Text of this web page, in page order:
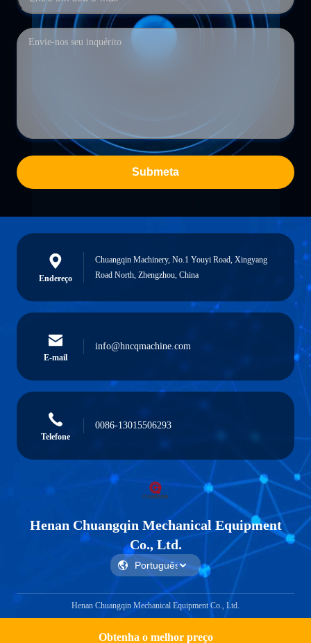
Obtenha o melhor preço
Submeta
Endereço
Chuangqin Machinery, No.1 Youyi Road, Xingyang
Road North, Zhengzhou, China
E-mail
info@hncqmachine.com
Telefone
0086-13015506293
Henan Chuangqin Mechanical Equipment
Co., Ltd.
Henan Chuangqin Mechanical Equipment Co., Ltd.
Get a Quote